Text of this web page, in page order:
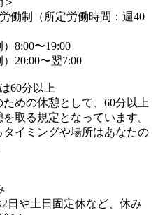
働制（所定労働時間：週40
8:00〜19:00
20:00〜翌7:00
60分以上
めの休憩として、60分以上
取る規定となっています。
タイミングや場所はあなたの
日や土日固定休など、休み